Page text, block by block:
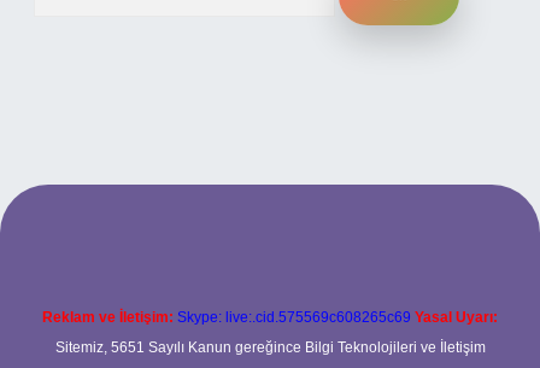
Reklam ve İletişim: Skype: live:.cid.575569c608265c69 Yasal Uyarı:
Sitemiz, 5651 Sayılı Kanun gereğince Bilgi Teknolojileri ve İletişim